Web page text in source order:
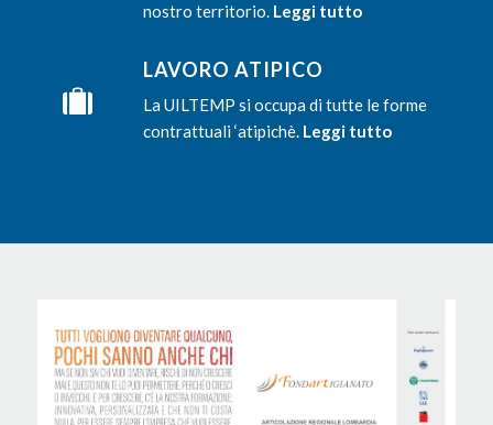
nostro territorio. Leggi tutto
LAVORO ATIPICO
La UILTEMP si occupa di tutte le forme
contrattuali ‘atipichè. Leggi tutto